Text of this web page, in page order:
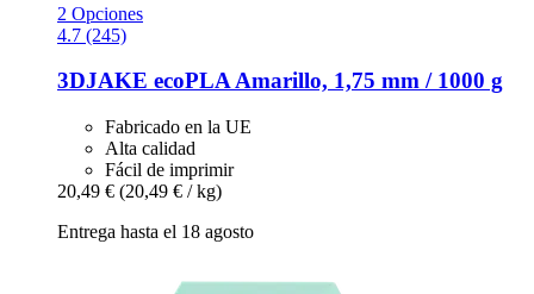
2 Opciones
4.7 (245)
3DJAKE ecoPLA Amarillo, 1,75 mm / 1000 g
Fabricado en la UE
Alta calidad
Fácil de imprimir
20,49 € (20,49 € / kg)
Entrega hasta el 18 agosto